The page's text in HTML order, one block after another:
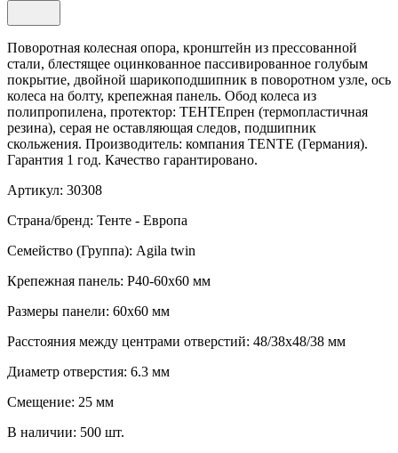
Поворотная колесная опора, кронштейн из прессованной
стали, блестящее оцинкованное пассивированное голубым
покрытие, двойной шарикоподшипник в поворотном узле, ось
колеса на болту, крепежная панель. Обод колеса из
полипропилена, протектор: ТЕНТЕпрен (термопластичная
резина), серая не оставляющая следов, подшипник
скольжения. Производитель: компания TENTE (Германия).
Гарантия 1 год. Качество гарантировано.
Артикул: 30308
Страна/бренд: Тенте - Европа
Семейство (Группа): Agila twin
Крепежная панель: P40-60x60 мм
Размеры панели: 60x60 мм
Расстояния между центрами отверстий: 48/38x48/38 мм
Диаметр отверстия: 6.3 мм
Смещение: 25 мм
В наличии: 500 шт.